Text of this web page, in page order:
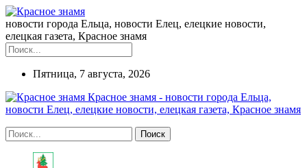
новости города Ельца, новости Елец, елецкие новости,
елецкая газета, Красное знамя
Пятница, 7 августа, 2026
Красное знамя - новости города Ельца,
новости Елец, елецкие новости, елецкая газета, Красное знамя